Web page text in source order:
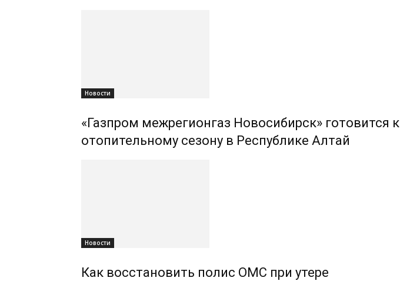
Новости
«Газпром межрегионгаз Новосибирск» готовится к
отопительному сезону в Республике Алтай
Новости
Как восстановить полис ОМС при утере